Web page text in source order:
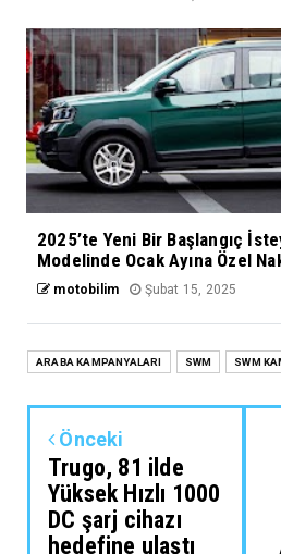
2025’te Yeni Bir Başlangıç
Modelinde Ocak Ayına Özel
motobilim Şubat 15, 2025
ARABA KAMPANYALARI SWM SWM
Önceki
Trugo, 81 ilde
Yüksek Hızlı 1000
DC şarj cihazı
hedefine ulaştı